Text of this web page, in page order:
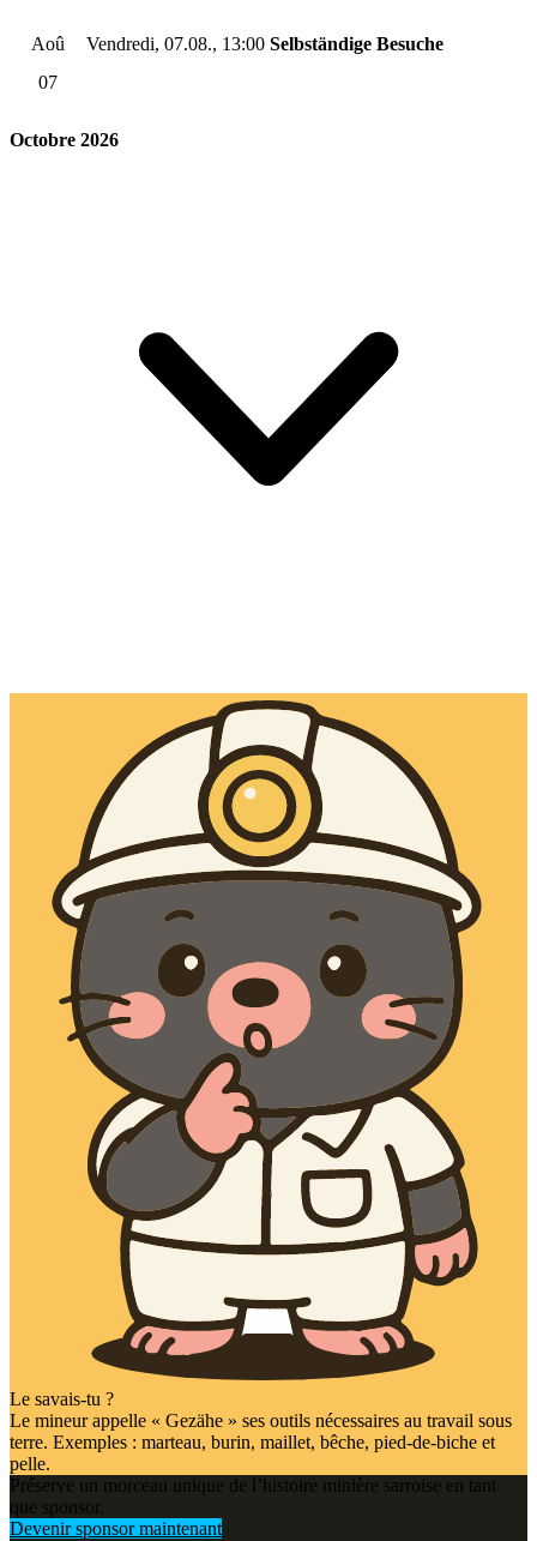
Aoû
07
Vendredi, 07.08., 13:00 Selbständige Besuche
Octobre 2026
Le savais-tu ?
Le mineur appelle « Gezähe » ses outils nécessaires au travail sous
terre. Exemples : marteau, burin, maillet, bêche, pied-de-biche et
pelle.
Préserve un morceau unique de l’histoire minière sarroise en tant
que sponsor.
Devenir sponsor maintenant